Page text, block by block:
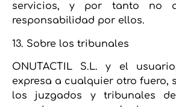
servicios, y por tanto no
responsabilidad por ellos.
13. Sobre los tribunales
ONUTACTIL S.L. y el
expresa a cualquier otro fuero,
los juzgados y tribunales